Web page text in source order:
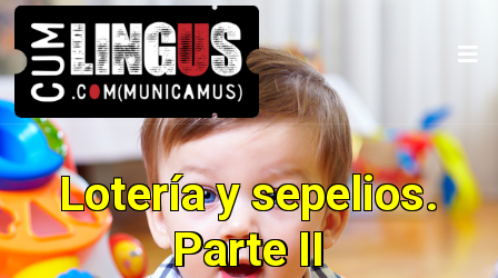
Lotería y sepelios.
Parte II